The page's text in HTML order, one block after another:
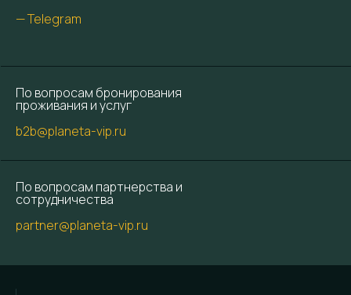
— Telegram
По вопросам бронирования
проживания и услуг
b2b@planeta-vip.ru
По вопросам партнерства и
сотрудничества
partner@planeta-vip.ru